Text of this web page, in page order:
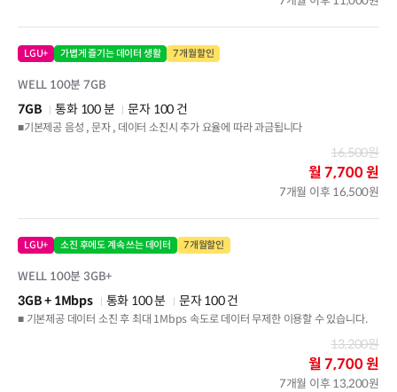
LGU+ 가볍게 즐기는 데이터 생활 7개월할인
WELL 100분 7GB
7GB 통화 100 분
문자 100 건
■기본제공 음성 , 문자 , 데이터 소진시 추가 요율에 따라 과금됩니다
16,500원
월7,700 원
7개월 이후 16,500원
LGU+ 소진 후에도 계속 쓰는 데이터 7개월할인
WELL 100분 3GB+
3GB+ 1Mbps 통화 100 분
문자 100 건
■ 기본제공 데이터 소진 후 최대 1Mbps 속도로 데이터 무제한 이용할 수 있습니다.
13,200원
월7,700 원
7개월 이후 13,200원